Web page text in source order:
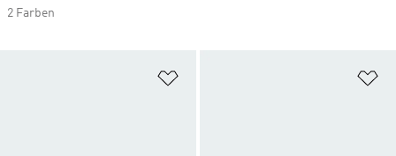
2 Farben